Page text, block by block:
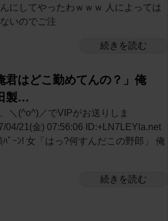
にしてやったわｗｗｗ 人によっては
いのでご注
続きを読む
君はどこ勤めてんの？」俺
製…
＼(^o^)／でVIPがお送りしま
04/21(金) 07:56:06 ID:+LN7LEYla.net
ﾟｰﾝ! 女「はっ?何すんだこの野郎」 俺
続きを読む